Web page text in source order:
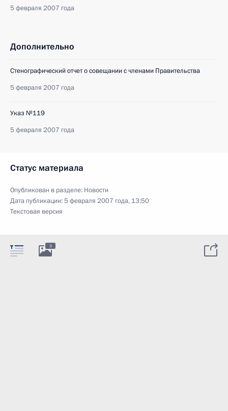
5 февраля 2007 года
Дополнительно
Стенографический отчет о совещании с членами Правительства
5 февраля 2007 года
Указ №119
5 февраля 2007 года
Статус материала
Опубликован в разделе: Новости
Дата публикации:5 февраля 2007 года, 13:50
Текстовая версия
3